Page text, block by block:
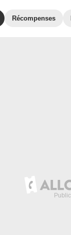
Récompenses